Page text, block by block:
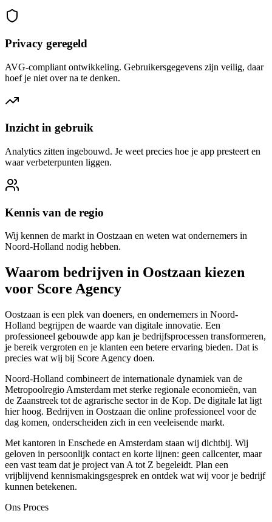
Privacy geregeld
AVG-compliant ontwikkeling. Gebruikersgegevens zijn veilig, daar
hoef je niet over na te denken.
Inzicht in gebruik
Analytics zitten ingebouwd. Je weet precies hoe je app presteert en
waar verbeterpunten liggen.
Kennis van de regio
Wij kennen de markt in Oostzaan en weten wat ondernemers in
Noord-Holland nodig hebben.
Waarom bedrijven in Oostzaan kiezen
voor Score Agency
Oostzaan is een plek van doeners, en ondernemers in Noord-
Holland begrijpen de waarde van digitale innovatie. Een
professioneel gebouwde app kan je bedrijfsprocessen transformeren,
je bereik vergroten en je klanten een betere ervaring bieden. Dat is
precies wat wij bij Score Agency doen.
Noord-Holland combineert de internationale dynamiek van de
Metropoolregio Amsterdam met sterke regionale economieën, van
de Zaanstreek tot de agrarische sector in de Kop. De digitale lat ligt
hier hoog. Bedrijven in Oostzaan die online professioneel voor de
dag komen, onderscheiden zich in een veeleisende markt.
Met kantoren in Enschede en Amsterdam staan wij dichtbij. Wij
geloven in persoonlijk contact en korte lijnen: geen callcenter, maar
een vast team dat je project van A tot Z begeleidt. Plan een
vrijblijvend kennismakingsgesprek en ontdek wat wij voor je bedrijf
kunnen betekenen.
Ons Proces